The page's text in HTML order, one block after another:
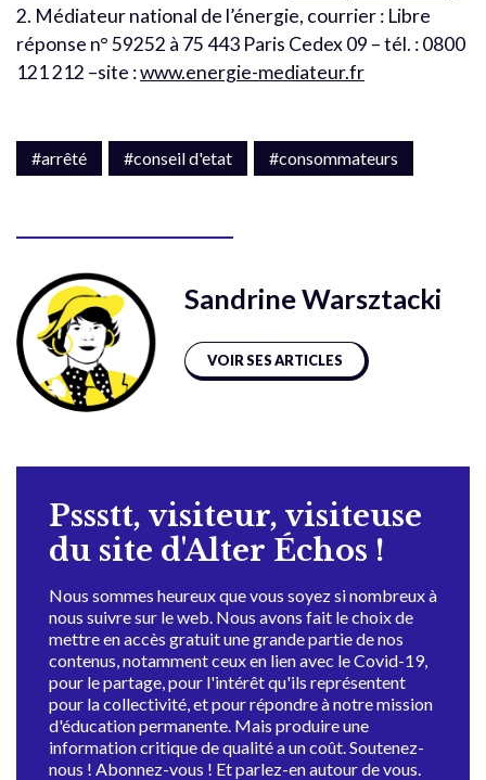
2. Médiateur national de l’énergie, courrier : Libre
réponse n° 59252 à 75 443 Paris Cedex 09 – tél. : 0800
121 212 –site :www.energie-mediateur.fr
#arrêté #conseil d'etat #consommateurs
Sandrine Warsztacki
VOIR SES ARTICLES
Pssstt, visiteur, visiteuse
du site d'Alter Échos !
Nous sommes heureux que vous soyez si nombreux à
nous suivre sur le web. Nous avons fait le choix de
mettre en accès gratuit une grande partie de nos
contenus, notamment ceux en lien avec le Covid-19,
pour le partage, pour l'intérêt qu'ils représentent
pour la collectivité, et pour répondre à notre mission
d'éducation permanente. Mais produire une
information critique de qualité a un coût. Soutenez-
nous ! Abonnez-vous ! Et parlez-en autour de vous.